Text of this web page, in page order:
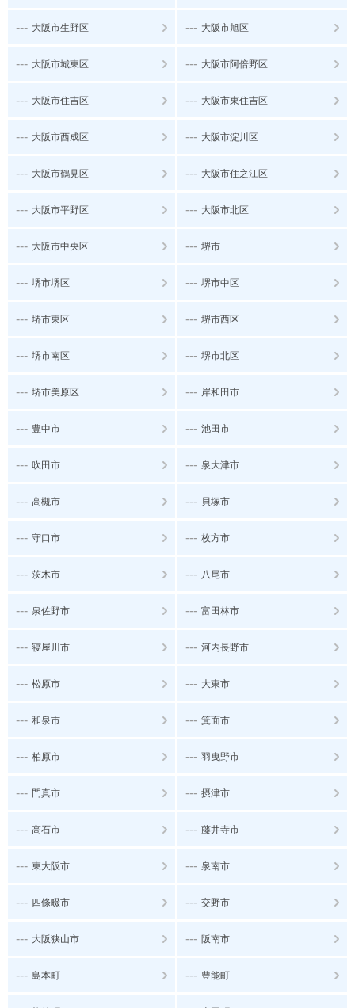
--- 大阪市生野区 --- 大阪市旭区
--- 大阪市城東区 --- 大阪市阿倍野区
--- 大阪市住吉区 --- 大阪市東住吉区
--- 大阪市西成区 --- 大阪市淀川区
--- 大阪市鶴見区 --- 大阪市住之江区
--- 大阪市平野区 --- 大阪市北区
--- 大阪市中央区 --- 堺市
--- 堺市堺区 --- 堺市中区
--- 堺市東区 --- 堺市西区
--- 堺市南区 --- 堺市北区
--- 堺市美原区 --- 岸和田市
--- 豊中市 --- 池田市
--- 吹田市 --- 泉大津市
--- 高槻市 --- 貝塚市
--- 守口市 --- 枚方市
--- 茨木市 --- 八尾市
--- 泉佐野市 --- 富田林市
--- 寝屋川市 --- 河内長野市
--- 松原市 --- 大東市
--- 和泉市 --- 箕面市
--- 柏原市 --- 羽曳野市
--- 門真市 --- 摂津市
--- 高石市 --- 藤井寺市
--- 東大阪市 --- 泉南市
--- 四條畷市 --- 交野市
--- 大阪狭山市 --- 阪南市
--- 島本町 --- 豊能町